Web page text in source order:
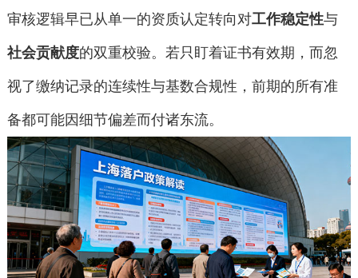
审核逻辑早已从单一的资质认定转向对工作稳定性与
社会贡献度的双重校验。若只盯着证书有效期，而忽
视了缴纳记录的连续性与基数合规性，前期的所有准
备都可能因细节偏差而付诸东流。